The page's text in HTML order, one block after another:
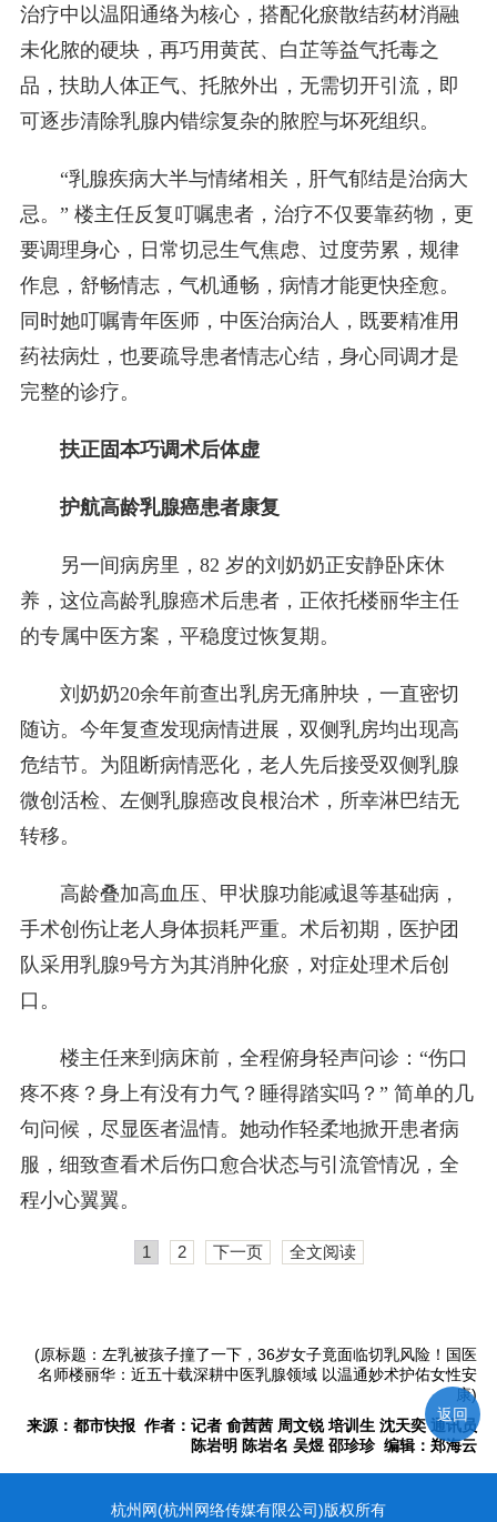
治疗中以温阳通络为核心，搭配化瘀散结药材消融
未化脓的硬块，再巧用黄芪、白芷等益气托毒之
品，扶助人体正气、托脓外出，无需切开引流，即
可逐步清除乳腺内错综复杂的脓腔与坏死组织。
“乳腺疾病大半与情绪相关，肝气郁结是治病大
忌。” 楼主任反复叮嘱患者，治疗不仅要靠药物，更
要调理身心，日常切忌生气焦虑、过度劳累，规律
作息，舒畅情志，气机通畅，病情才能更快痊愈。
同时她叮嘱青年医师，中医治病治人，既要精准用
药祛病灶，也要疏导患者情志心结，身心同调才是
完整的诊疗。
扶正固本巧调术后体虚
护航高龄乳腺癌患者康复
另一间病房里，82 岁的刘奶奶正安静卧床休
养，这位高龄乳腺癌术后患者，正依托楼丽华主任
的专属中医方案，平稳度过恢复期。
刘奶奶20余年前查出乳房无痛肿块，一直密切
随访。今年复查发现病情进展，双侧乳房均出现高
危结节。为阻断病情恶化，老人先后接受双侧乳腺
微创活检、左侧乳腺癌改良根治术，所幸淋巴结无
转移。
高龄叠加高血压、甲状腺功能减退等基础病，
手术创伤让老人身体损耗严重。术后初期，医护团
队采用乳腺9号方为其消肿化瘀，对症处理术后创
口。
楼主任来到病床前，全程俯身轻声问诊：“伤口
疼不疼？身上有没有力气？睡得踏实吗？” 简单的几
句问候，尽显医者温情。她动作轻柔地掀开患者病
服，细致查看术后伤口愈合状态与引流管情况，全
程小心翼翼。
1 2 下一页 全文阅读
(原标题：左乳被孩子撞了一下，36岁女子竟面临切乳风险！国医
名师楼丽华：近五十载深耕中医乳腺领域 以温通妙术护佑女性安
康)
来源：都市快报 作者：记者 俞茜茜 周文锐 培训生 沈天奕 通讯员
陈岩明 陈岩名 吴煜 邵珍珍 编辑：郑海云
杭州网(杭州网络传媒有限公司)版权所有
返回